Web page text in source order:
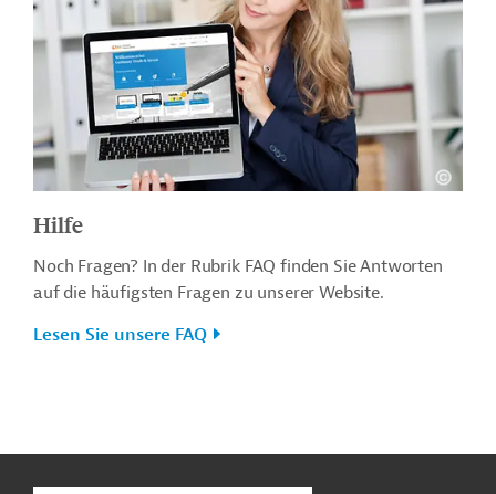
Hilfe
Noch Fragen? In der Rubrik FAQ finden Sie Antworten
auf die häufigsten Fragen zu unserer Website.
Lesen Sie unsere FAQ